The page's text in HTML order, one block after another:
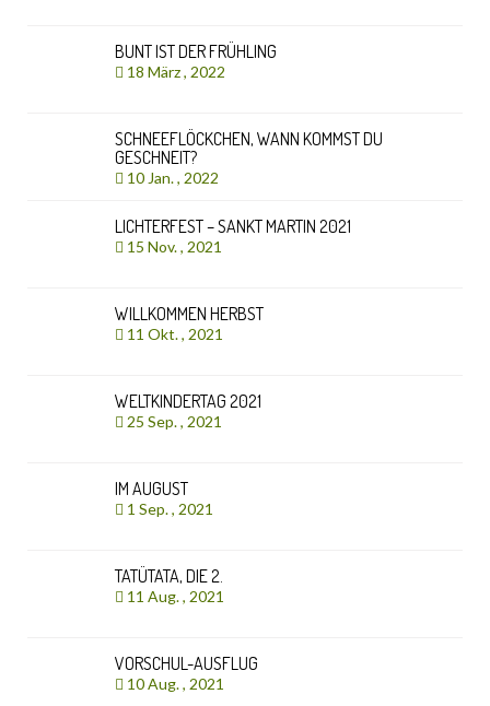
BUNT IST DER FRÜHLING
18 März , 2022
SCHNEEFLÖCKCHEN, WANN KOMMST DU
GESCHNEIT?
10 Jan. , 2022
LICHTERFEST – SANKT MARTIN 2021
15 Nov. , 2021
WILLKOMMEN HERBST
11 Okt. , 2021
WELTKINDERTAG 2021
25 Sep. , 2021
IM AUGUST
1 Sep. , 2021
TATÜTATA, DIE 2.
11 Aug. , 2021
VORSCHUL-AUSFLUG
10 Aug. , 2021